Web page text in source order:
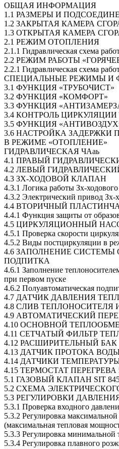
ОБЩАЯ ИНФОРМАЦИЯ
1.1 РАЗМЕРЫ И
1.2 ЗАКРЫТАЯ КАМЕРА
1.3 ОТКРЫТАЯ КАМЕРА
2.1 РЕЖИМ ОТОПЛЕНИЯ
2.1.1 Гидравлическая схема
2.2 РЕЖИМ РАБОТЫ
2.2.1 Гидравлическая схема
СПЕЦИАЛЬНЫЕ РЕЖИМЫ И
3.1 ФУНКЦИЯ «ТРУБОЧИСТ»
3.2 ФУНКЦИЯ «КОМФОРТ»
3.3 ФУНКЦИЯ
3.4 КОНТРОЛЬ
3.5 ФУНКЦИЯ
3.6 НАСТРОЙКА
В РЕЖИМЕ «ОТОПЛЕНИЕ»
ГИДРАВЛИЧЕСКАЯ ЧАаь
4.1 ПРАВЫЙ
4.2 ЛЕВЫЙ
4.3 ЗХ-ХОДОВОЙ КЛАПАН
4.3.1 Логика работы Зх-
4.3.2 Электрический привод Зх-
4.4 ВТОРИЧНЫЙ
4.4.1 Функция защиты от
4.5 ЦИРКУЛЯЦИОННЫЙ
4.5.1 Проверка скорости
4.5.2 Виды постциркуляции в
4.6 ЗАПОЛНЕНИЕ
ПОДПИТКА
4.6.1 Заполнение
при первом пуске
4.6.2 Полуавтоматическая
4.7 ДАТЧИК ДАВЛЕНИЯ
4.8 СЛИВ ТЕПЛОНОСИТЕЛЯ
4.9 АВТОМАТИЧЕСКИЙ
4.10 ОСНОВНОЙ
4.11 СЕТЧАТЫЙ ФИЛЬТР
4.12 РАСШИРИТЕЛЬНЫЙ БАК
4.13 ДАТЧИК ПРОТОКА
4.14 ДАТЧИКИ
4.15 ТЕРМОСТАТ
5.1 ГАЗОВЫЙ КЛАПАН SIT
5.2 СХЕМА
5.3 РЕГУЛИРОВКИ
5.3.1 Проверка входного
5.3.2 Регулировка
(максимальная тепловая
5.3.3 Регулировка
5.3.4 Регулировка плавного